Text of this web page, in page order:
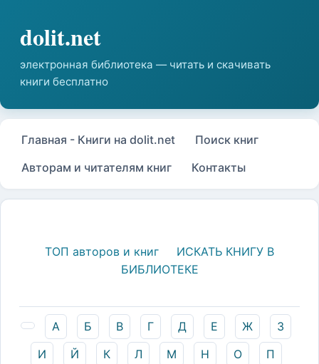
Главная - Книги на dolit.net
Поиск книг
Авторам и читателям книг
Контакты
ТОП авторов и книг
ИСКАТЬ КНИГУ В
БИБЛИОТЕКЕ
А Б В Г Д Е Ж
З
И
Й К Л М Н О
П